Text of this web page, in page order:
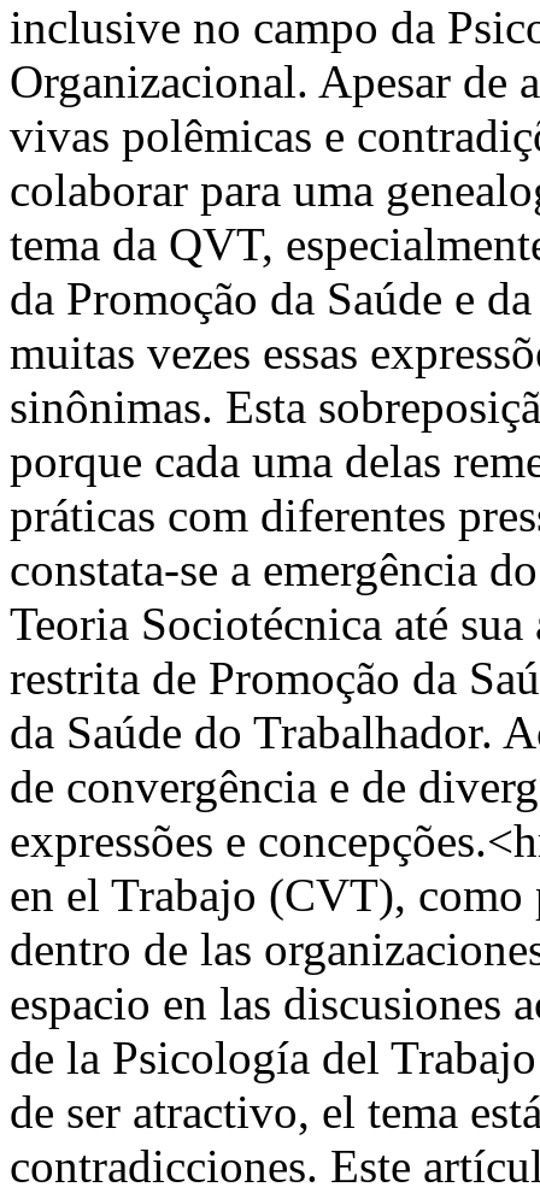
inclusive no campo da
Organizacional. Apesar de
vivas polêmicas e
colaborar para uma
tema da QVT,
da Promoção da Saúde e
muitas vezes essas
sinônimas. Esta
porque cada uma delas
práticas com diferentes
constata-se a emergência
Teoria Sociotécnica até
restrita de Promoção da
da Saúde do Trabalhador.
de convergência e de
expressões e
en el Trabajo (CVT),
dentro de las
espacio en las discusiones
de la Psicología del
de ser atractivo, el tema
contradicciones. Este